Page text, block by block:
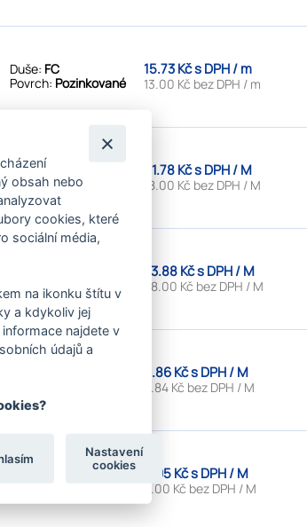
Duše: FC
Povrch: Pozinkované
15.73 Kč s DPH / m
13.00 Kč bez DPH / m
Duše:FC
Povrch:Pozinkované
21.78 Kč s DPH / M
18.00 Kč bez DPH / M
Povrch:
Pozinkované
33.88 Kč s DPH / M
28.00 Kč bez DPH / M
5.86 Kč s DPH / M
4.84 Kč bez DPH / M
6.05 Kč s DPH / M
5.00 Kč bez DPH / M
obsah nebo
cookies, které
sociální média,
na ikonku štítu v
a kdykoliv jej
najdete v
údajů a
Nastavení
cookies